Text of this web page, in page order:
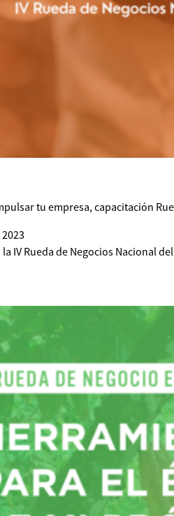
tu empresa, capacitación
IV Rueda de Negocios Nacional